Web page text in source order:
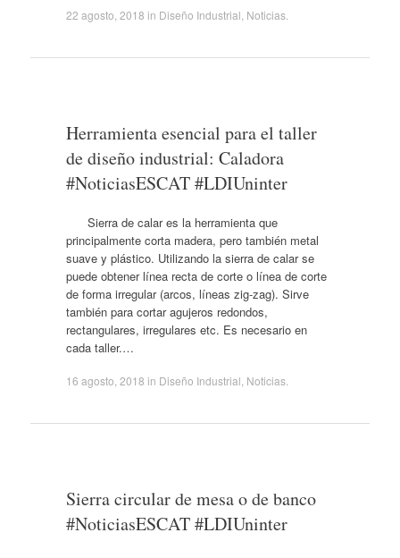
22 agosto, 2018 in Diseño Industrial Noticias.
Herramienta esencial para el taller
de diseño industrial: Caladora
#NoticiasESCAT #LDIUninter
Sierra de calar es la herramienta que
principalmente corta madera, pero también metal
suave y plástico. Utilizando la sierra de calar se
puede obtener línea recta de corte o línea de corte
de forma irregular (arcos, líneas zig-zag). Sirve
también para cortar agujeros redondos,
rectangulares, irregulares etc. Es necesario en
cada taller.…
16 agosto, 2018 in Diseño Industrial Noticias.
Sierra circular de mesa o de banco
#NoticiasESCAT #LDIUninter